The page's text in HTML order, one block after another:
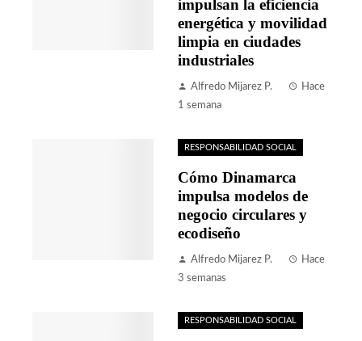
impulsan la eficiencia
energética y movilidad
limpia en ciudades
industriales
Alfredo Mijarez P.
Hace
1 semana
RESPONSABILIDAD SOCIAL
Cómo Dinamarca
impulsa modelos de
negocio circulares y
ecodiseño
Alfredo Mijarez P.
Hace
3 semanas
RESPONSABILIDAD SOCIAL